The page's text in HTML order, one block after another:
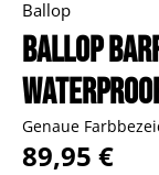
Ballop
Ballop
Genaue
Regulärer Preis:
89,95 €